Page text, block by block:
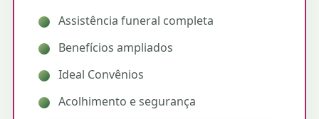
Assistência funeral completa
Benefícios ampliados
Ideal Convênios
Acolhimento e segurança